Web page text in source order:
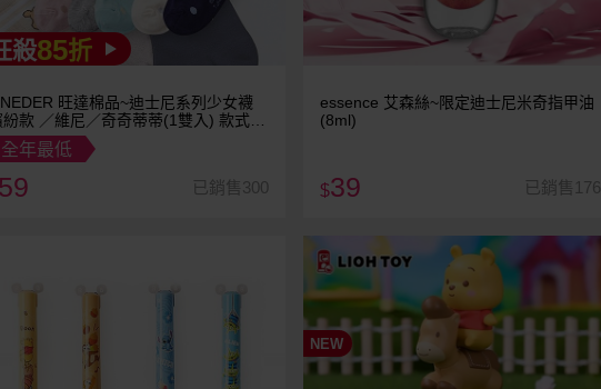
殺85折
旺達棉品~迪士尼系列少女襪
紛款 ／維尼／奇奇蒂蒂(1雙入) 款式可
全年最低
59 已銷售300
essence 艾森絲~限定迪士尼米奇指甲油
(8ml)
$39 已銷售176
NEW